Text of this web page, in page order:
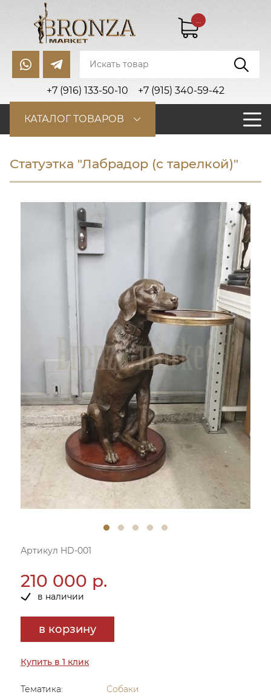
+7 (916) 133-50-10 +7 (915) 340-59-42
...
КАТАЛОГ ТОВАРОВ
Статуэтка "Лабрадор (с тарелкой)"
Артикул HD-001
210 000 р.
в наличии
в корзину
Купить в 1 клик
Тематика:
Собаки